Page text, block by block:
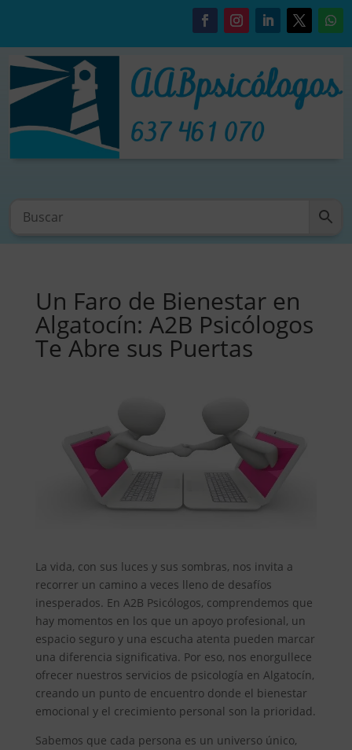
Un Faro de Bienestar en
Algatocín: A2B Psicólogos
Te Abre sus Puertas
La vida, con sus luces y sus sombras, nos invita a
recorrer un camino a veces lleno de desafíos
inesperados. En A2B Psicólogos, comprendemos que
hay momentos en los que un apoyo profesional, un
espacio seguro y una escucha atenta pueden marcar
una diferencia significativa. Por eso, nos enorgullece
ofrecer nuestros servicios de psicología en Algatocín,
creando un punto de encuentro donde el bienestar
emocional y el crecimiento personal son la prioridad.
Sabemos que cada persona es un universo único,